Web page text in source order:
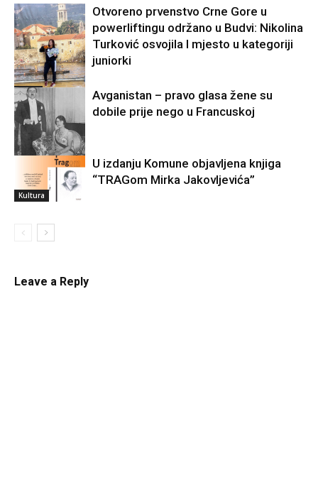
Sport
Otvoreno prvenstvo Crne Gore u
powerliftingu održano u Budvi: Nikolina
Turković osvojila I mjesto u kategoriji
juniorki
Avganistan – pravo glasa žene su
dobile prije nego u Francuskoj
Kultura
U izdanju Komune objavljena knjiga
“TRAGom Mirka Jakovljevića”
Leave a Reply